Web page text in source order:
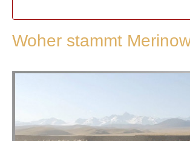
Woher stammt